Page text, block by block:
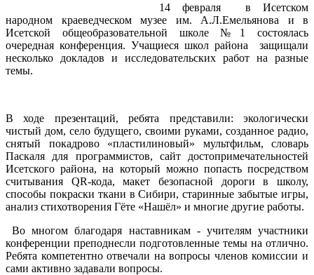
14 февраля в Исетском
народном краеведческом музее им. А.Л.Емельянова и в
Исетской общеобразовательной школе №1 состоялась
очередная конференция. Учащиеся школ района защищали
несколько докладов и исследовательских работ на разные
темы.
В ходе презентаций, ребята представили: экологически
чистый дом, село будущего, своими руками, созданное радио,
снятый покадрово «пластилиновый» мультфильм, словарь
Паскаля для программистов, сайт достопримечательностей
Исетского района, на который можно попасть посредством
считывания QR-кода, макет безопасной дороги в школу,
способы покраски ткани в Сибири, старинные забытые игры,
анализ стихотворения Гёте «Нашёл» и многие другие работы.
Во многом благодаря наставникам - учителям участники
конференции преподнесли подготовленные темы на отлично.
Ребята компетентно отвечали на вопросы членов комиссии и
сами активно задавали вопросы.